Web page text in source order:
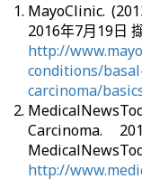
MayoClinic.
2016年7月19日
http://
conditions/
carcinoma/
http://